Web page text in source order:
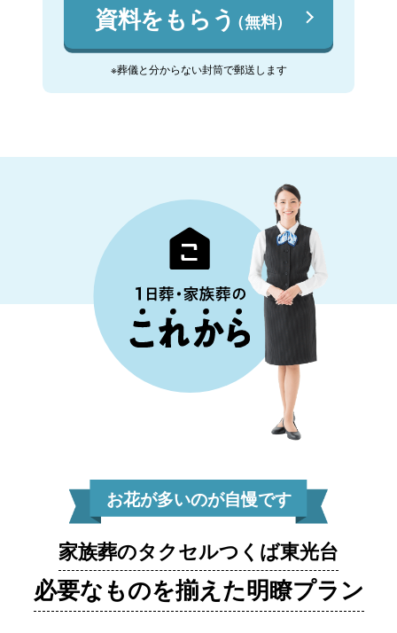
資料をもらう（無料）
※葬儀と分からない封筒で郵送します
お花が多いのが自慢です
家族葬のタクセルつくば東光台
必要なものを揃えた明瞭プラン